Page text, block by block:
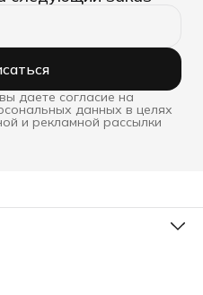
даете согласие на
данных в целях
и рекламной рассылки